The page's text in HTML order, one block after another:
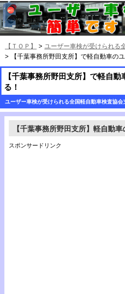
【ＴＯＰ】 > ユーザー車検が受けられる
> 【千葉事務所野田支所】で軽自動車の
【千葉事務所野田支所】で軽自
る！
ユーザー車検が受けられる全国軽自動車検査協会
【千葉事務所野田支所】軽自動
スポンサードリンク